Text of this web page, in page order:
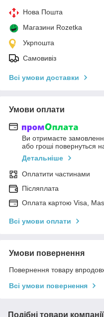
Нова Пошта
Магазини Rozetka
Укрпошта
Самовивіз
Всі умови доставки
Умови оплати
Ви отримаєте
або гроші повернуться
Детальніше
Оплатити частинами
Післяплата
Оплата картою Visa,
Всі умови оплати
Умови повернення
Повернення товару
Всі умови повернення
Подібні товари компанії